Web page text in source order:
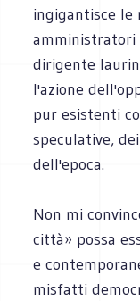
ingigantisce le
amministratori
dirigente
l'azione
pur esistenti
speculative,
dell'epoca.
Non mi
città» possa
e
misfatti